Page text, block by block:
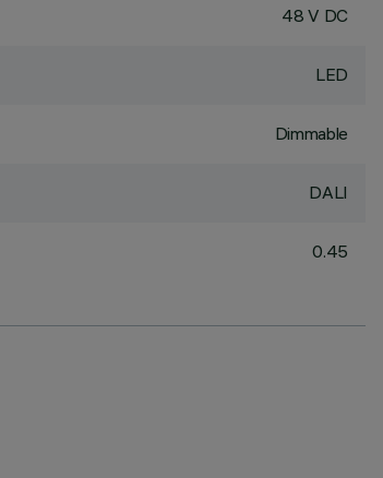
48 V DC
LED
Dimmable
DALI
0.45